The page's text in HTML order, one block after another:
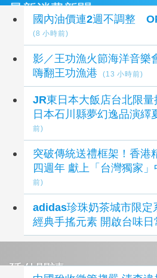
最新消費新聞
國內油價連2週不調整
(8 小時前)
影／王功漁火節海洋音
嗨翻王功漁港
(13 小時前)
JR東日本大飯店台北限量
日本石川縣夢幻逸品演繹
前)
突破傳統送禮框架！香港
四週年 獻上「台灣獨家
前)
adidas珍珠奶茶城市限定
經典手搖元素 開啟台味
延伸閱讀